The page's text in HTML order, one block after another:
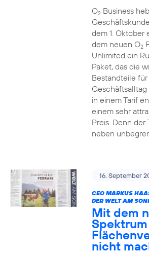
O2Business
dem 1. Oktober
dem neuen O2
Unlimited ein
Paket, das die
Bestandteile
in einem Tarif
einem sehr
Preis. Denn der
neben
16. September
CEO MARKUS
DER WELT AM
Mit dem
nicht